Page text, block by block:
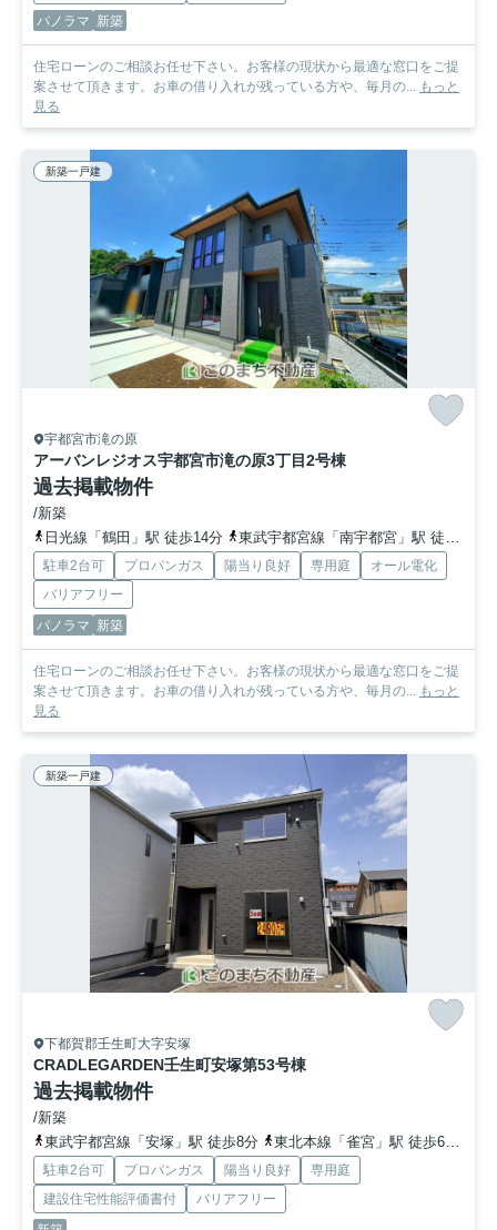
パノラマ 新築
住宅ローンのご相談お任せ下さい。お客様の現状から最適な窓口をご提
案させて頂きます。お車の借り入れが残っている方や、毎月の... もっと
見る
新築一戸建
宇都宮市滝の原
アーバンレジオス宇都宮市滝の原3丁目2号棟
過去掲載物件
/新築
日光線「鶴田」駅 徒歩14分
東武宇都宮線「南宇都宮」駅 徒歩12分
駐車2台可 プロパンガス 陽当り良好 専用庭
オール電化
バリアフリー
パノラマ 新築
住宅ローンのご相談お任せ下さい。お客様の現状から最適な窓口をご提
案させて頂きます。お車の借り入れが残っている方や、毎月の... もっと
見る
新築一戸建
下都賀郡壬生町大字安塚
CRADLEGARDEN壬生町安塚第53号棟
過去掲載物件
/新築
東武宇都宮線「安塚」駅 徒歩8分
東北本線「雀宮」駅 徒歩64分
駐車2台可 プロパンガス 陽当り良好
専用庭
建設住宅性能評価書付
バリアフリー